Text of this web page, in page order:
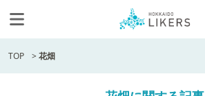
TOP >花畑